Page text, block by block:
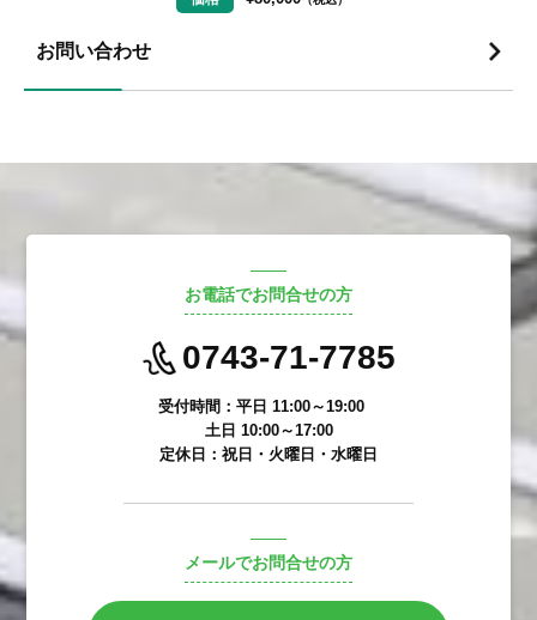
お問い合わせ
お電話でお問合せの方
0743-71-7785
受付時間：平日 11:00～19:00
土日 10:00～17:00
定休日：祝日・火曜日・水曜日
メールでお問合せの方